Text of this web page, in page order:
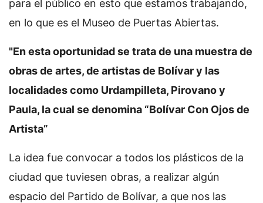
para el público en esto que estamos trabajando,
en lo que es el Museo de Puertas Abiertas.
"En esta oportunidad se trata de una muestra de
obras de artes, de artistas de Bolívar y las
localidades como Urdampilleta, Pirovano y
Paula, la cual se denomina “Bolívar Con Ojos de
Artista”
La idea fue convocar a todos los plásticos de la
ciudad que tuviesen obras, a realizar algún
espacio del Partido de Bolívar, a que nos las